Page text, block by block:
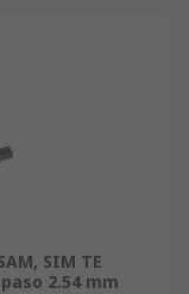
SIM TE
2.54 mm